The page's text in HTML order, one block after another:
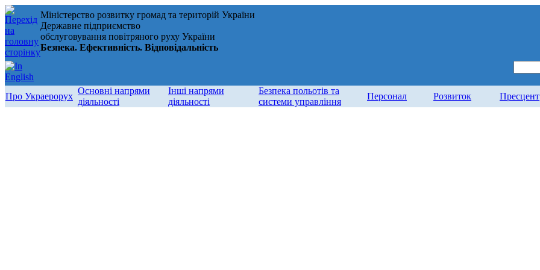
Міністерство розвитку громад та територій України
Державне підприємство
обслуговування повітряного руху України
Безпека. Ефективність. Відповідальність
Про Украерорух
Основні напрями
діяльності
Інші напрями
діяльності
Безпека польотів та
системи управління
Персонал Розвиток